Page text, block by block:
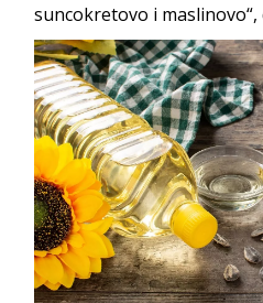
suncokretovo i maslinovo“,